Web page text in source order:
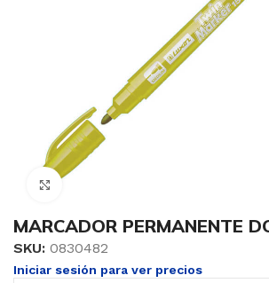
MARCADOR PERMANENTE
SKU: 0830482
Iniciar sesión para ver precios